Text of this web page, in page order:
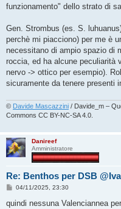
funzionamento" dello strato di
Gen. Strombus (es. S.
perchè mi piacciono) per me è
necessitano di ampio spazio di
roccia, ed ha alcune peculiarità
nervo -> ottico per esempio).
sicuramente da tenere presenti
© Davide Mascazzini / Davide_m –
Commons CC BY-NC-SA 4.0.
Danireef
Amministratore
Re: Benthos per DSB
M
s
04/11/2025, 23:30
quindi nessuna Valenciannea